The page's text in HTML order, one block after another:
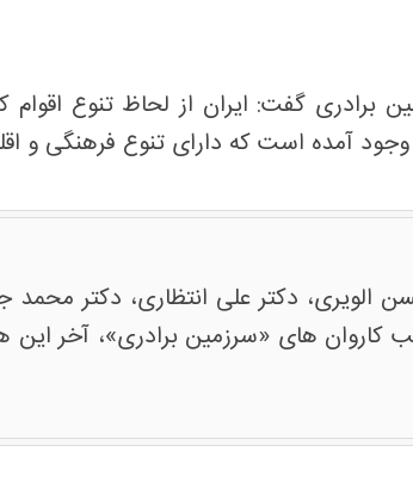
گفت: ایران از لحاظ تنوع اقوام
وجود آمده است که دارای تنوع فرهنگی و
الویری، دکتر علی انتظاری، دکتر
کاروان های «سرزمین برادری»، آخر